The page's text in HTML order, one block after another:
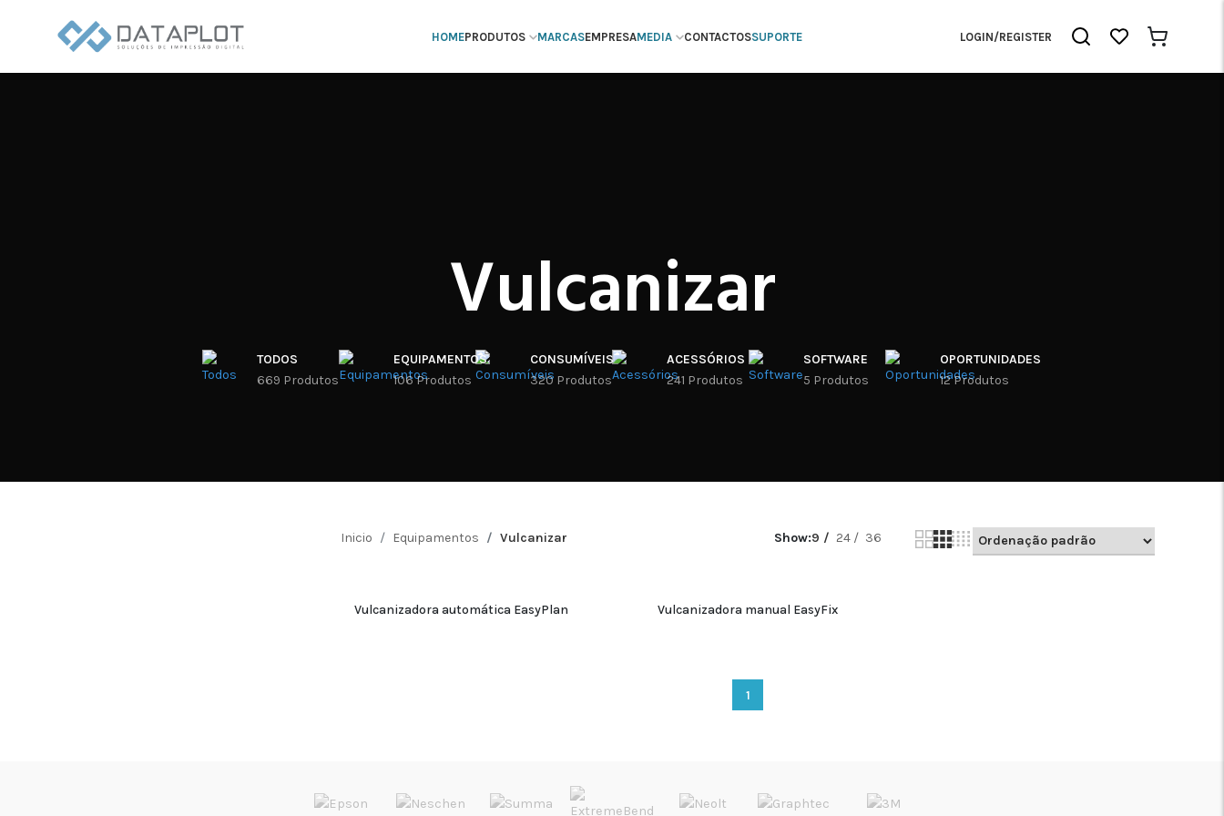
HOMEPRODUTOS MARCASEMPRESAMEDIA CONTACTOSSUPORTE LOGIN/REGISTER
Vulcanizar
TODOS
669 Produtos
EQUIPAMENTOS
106 Produtos
CONSUMÍVEIS
320 Produtos
ACESSÓRIOS
241 Produtos
SOFTWARE
5 Produtos
OPORTUNIDADES
12 Produtos
Inicio Equipamentos Vulcanizar Show:9 24 36
Vulcanizadora automática EasyPlan Vulcanizadora manual EasyFix
1